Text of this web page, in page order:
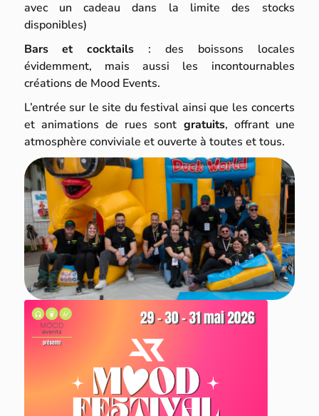
avec un cadeau dans la limite des stocks
disponibles)
Bars et cocktails: des boissons locales
évidemment, mais aussi les incontournables
créations de Mood Events.
L’entrée sur le site du festival ainsi que les concerts
et animations de rues sont gratuits, offrant une
atmosphère conviviale et ouverte à toutes et tous.